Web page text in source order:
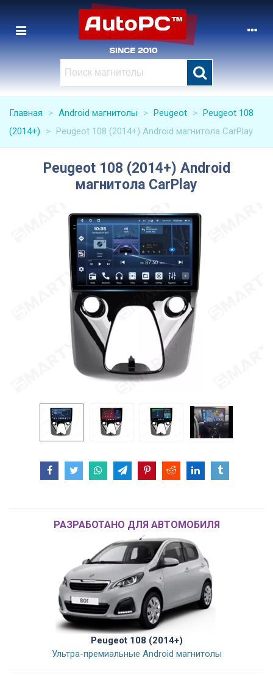
Главная > Android магнитолы > Peugeot > Peugeot 108
(2014+)
> Peugeot 108 (2014+) Android магнитола CarPlay
Peugeot 108 (2014+) Android
магнитола CarPlay
РАЗРАБОТАНО ДЛЯ АВТОМОБИЛЯ
Peugeot 108 (2014+)
Ультра-премиальные Android магнитолы